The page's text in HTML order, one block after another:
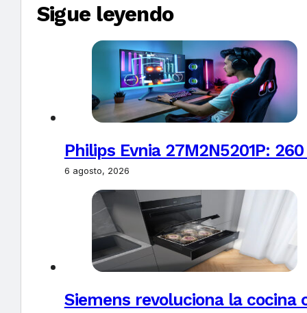
Sigue leyendo
Philips Evnia 27M2N5201P:
6 agosto, 2026
Siemens revoluciona la